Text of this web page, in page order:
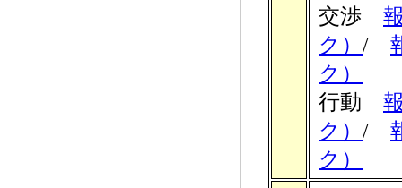
交渉
ク） /
ク）
行動
ク） /
ク）